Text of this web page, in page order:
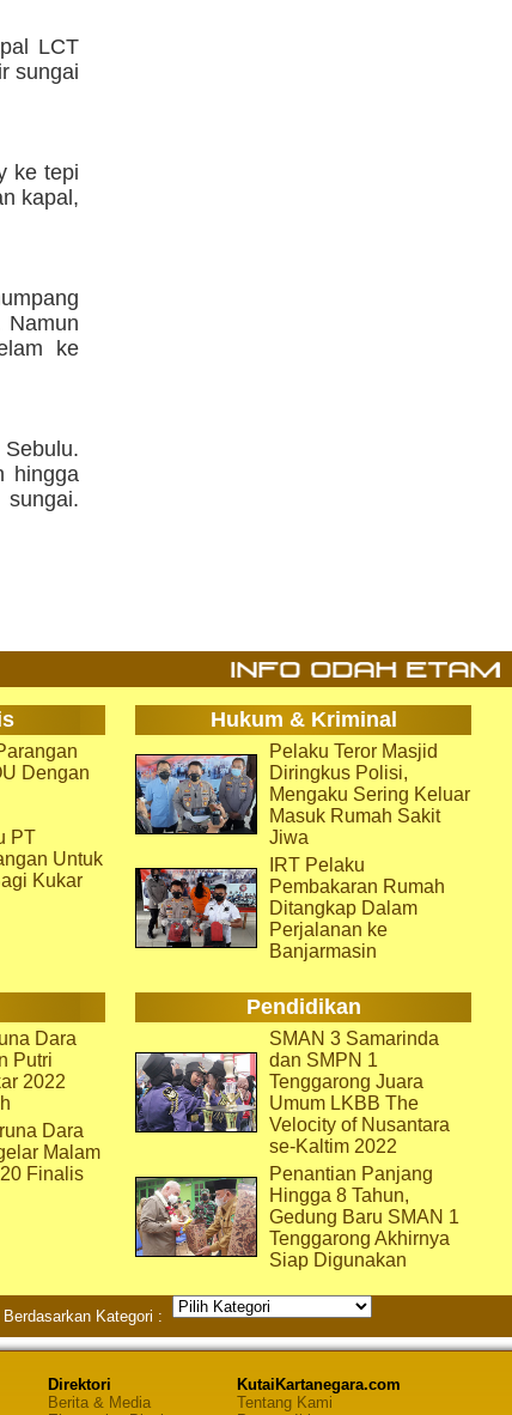
LCT
sungai
ke tepi
kapal,
Namun
ke
hingga
Hukum & Kriminal
Dengan
PT
Untuk
Kukar
Pelaku Teror Masjid
Diringkus Polisi,
Mengaku Sering Keluar
Masuk Rumah Sakit
Jiwa
IRT Pelaku
Pembakaran Rumah
Ditangkap Dalam
Perjalanan ke
Banjarmasin
Pendidikan
Dara
Putri
2022
Dara
Malam
Finalis
SMAN 3 Samarinda
dan SMPN 1
Tenggarong Juara
Umum LKBB The
Velocity of Nusantara
se-Kaltim 2022
Penantian Panjang
Hingga 8 Tahun,
Gedung Baru SMAN 1
Tenggarong Akhirnya
Siap Digunakan
Kategori :
Direktori
Berita & Media
KutaiKartanegara.com
Tentang Kami